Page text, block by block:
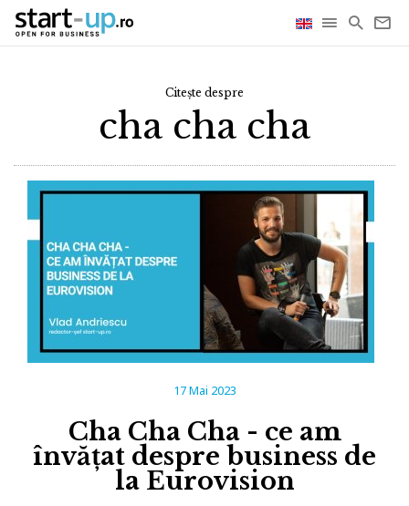
Citește despre
cha cha cha
17 Mai 2023
Cha Cha Cha - ce am
învățat despre business de
la Eurovision